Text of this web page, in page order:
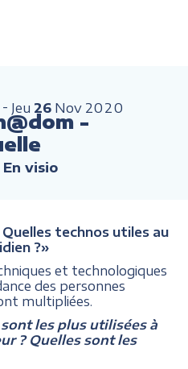
Jeu 26 Nov 2020
-
En visio
Quelles technos utiles au
?»
et technologiques
des personnes
multipliées.
les plus utilisées à
? Quelles sont les